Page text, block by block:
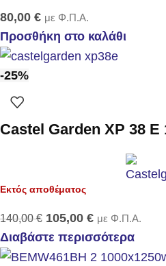
80,00 € με Φ.Π.Α.
Προσθήκη στο καλάθι
-25%
Castel Garden XP 38 E
Εκτός αποθέματος
140,00€ 105,00 € με Φ.Π.Α.
Διαβάστε περισσότερα